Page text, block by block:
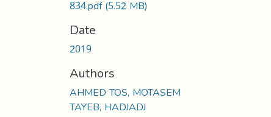
834.pdf(5.52 MB)
Date
2019
Authors
AHMED TOS, MOTASEM
TAYEB, HADJADJ